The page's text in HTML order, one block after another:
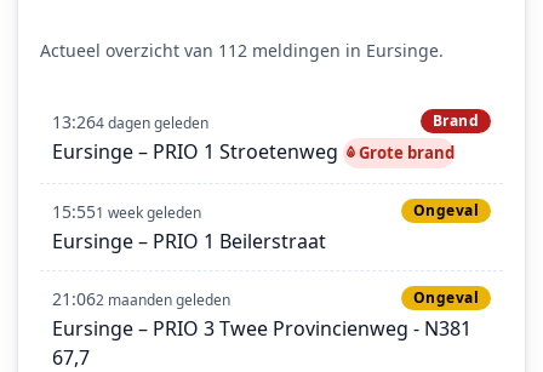
Actueel overzicht van 112 meldingen in Eursinge.
13:264 dagen geleden Brand
Eursinge – PRIO 1 Stroetenweg Grote brand
15:551 week geleden Ongeval
Eursinge – PRIO 1 Beilerstraat
21:062 maanden geleden Ongeval
Eursinge – PRIO 3 Twee Provincienweg - N381
67,7